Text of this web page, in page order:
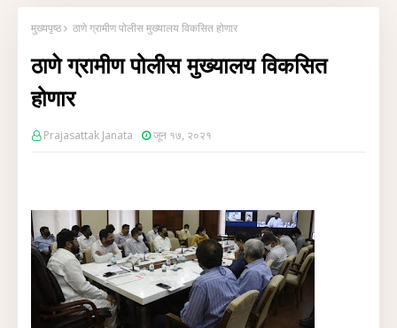
मुख्यपृष्ठ ठाणे ग्रामीण पोलीस मुख्यालय विकसित होणार
ठाणे ग्रामीण पोलीस मुख्यालय विकसित
होणार
Prajasattak Janata जून १७, २०२१